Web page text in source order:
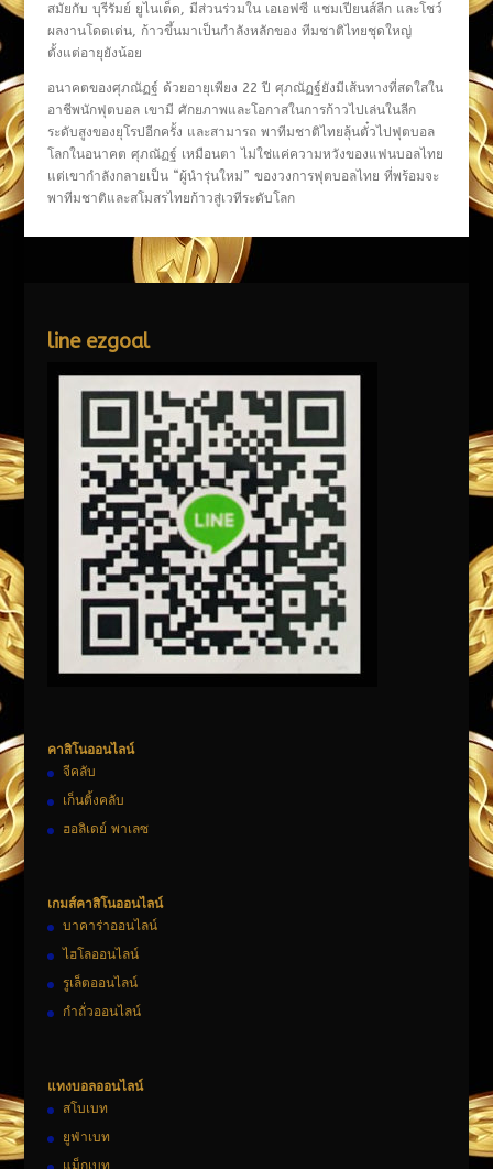
สมัยกับ บุรีรัมย์ ยูไนเต็ด, มีส่วนร่วมใน เอเอฟซี แชมเปียนส์ลีก และโชว์
ผลงานโดดเด่น, ก้าวขึ้นมาเป็นกำลังหลักของ ทีมชาติไทยชุดใหญ่
ตั้งแต่อายุยังน้อย
อนาคตของศุภณัฏฐ์ ด้วยอายุเพียง 22 ปี ศุภณัฏฐ์ยังมีเส้นทางที่สดใสใน
อาชีพนักฟุตบอล เขามี ศักยภาพและโอกาสในการก้าวไปเล่นในลีก
ระดับสูงของยุโรปอีกครั้ง และสามารถ พาทีมชาติไทยลุ้นตั๋วไปฟุตบอล
โลกในอนาคต ศุภณัฏฐ์ เหมือนตา ไม่ใช่แค่ความหวังของแฟนบอลไทย
แต่เขากำลังกลายเป็น “ผู้นำรุ่นใหม่” ของวงการฟุตบอลไทย ที่พร้อมจะ
พาทีมชาติและสโมสรไทยก้าวสู่เวทีระดับโลก
line ezgoal
คาสิโนออนไลน์
จีคลับ
เก็นติ้งคลับ
ฮอลิเดย์ พาเลซ
เกมส์คาสิโนออนไลน์
บาคาร่าออนไลน์
ไฮโลออนไลน์
รูเล็ตออนไลน์
กำถั่วออนไลน์
แทงบอลออนไลน์
สโบเบท
ยูฟ่าเบท
แม็กเบท